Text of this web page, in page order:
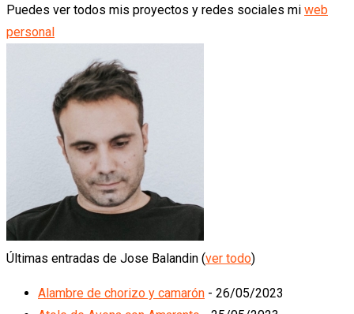
Puedes ver todos mis proyectos y redes sociales mi web
personal
Últimas entradas de Jose Balandin (ver todo)
Alambre de chorizo y camarón - 26/05/2023